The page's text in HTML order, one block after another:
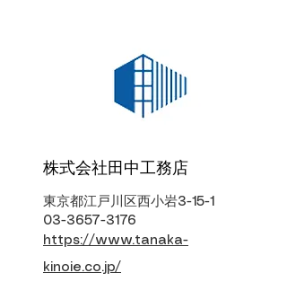
株式会社田中工務店
東京都江戸川区西小岩3-15-1
03-3657-3176
https://www.tanaka-
kinoie.co.jp/